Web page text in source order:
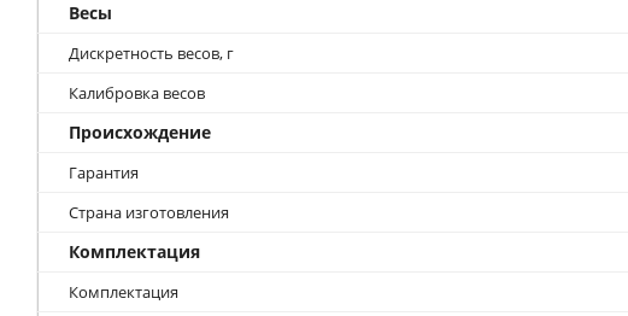
Весы
Дискретность весов, г
Калибровка весов
Происхождение
Гарантия
Страна изготовления
Комплектация
Комплектация